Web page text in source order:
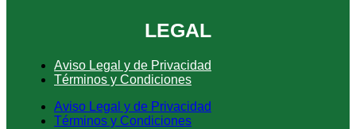
LEGAL
Aviso Legal y de Privacidad
Términos y Condiciones
Aviso Legal y de Privacidad
Términos y Condiciones